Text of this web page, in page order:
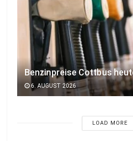
Benzinpreise Cottbus
6. AUGUST 2026
LOAD MORE